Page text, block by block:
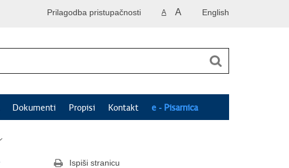
English
A A
Prilagodba pristupačnosti
Dokumenti Propisi Kontakt e - Pisarnica
Ispiši stranicu